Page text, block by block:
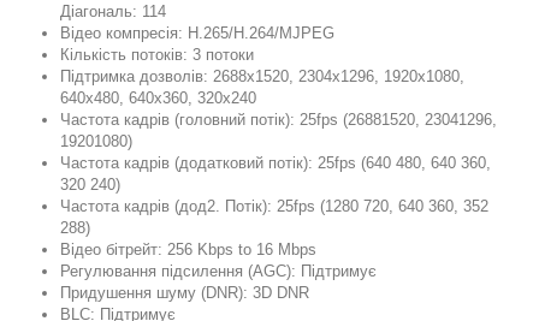
Діагональ: 114
Відео компресія: H.265/H.264/MJPEG
Кількість потоків: 3 потоки
Підтримка дозволів: 2688x1520, 2304x1296, 1920x1080,
640x480, 640x360, 320x240
Частота кадрів (головний потік): 25fps (26881520, 23041296,
19201080)
Частота кадрів (додатковий потік): 25fps (640 480, 640 360,
320 240)
Частота кадрів (дод2. Потік): 25fps (1280 720, 640 360, 352
288)
Відео бітрейт: 256 Kbps to 16 Mbps
Регулювання підсилення (AGC): Підтримує
Придушення шуму (DNR): 3D DNR
BLC: Підтримує